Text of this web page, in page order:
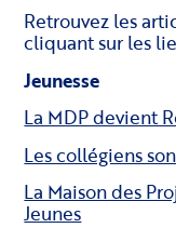
Retrouvez les
cliquant sur les
Jeunesse
La MDP devient
Les collégiens
La Maison des
Jeunes